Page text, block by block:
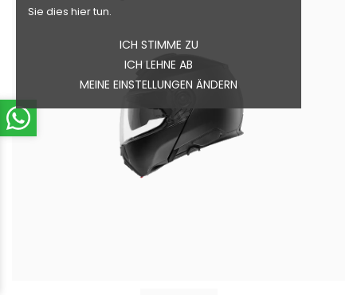
Sie dies hier tun.
ICH STIMME ZU
ICH LEHNE AB
MEINE EINSTELLUNGEN ÄNDERN